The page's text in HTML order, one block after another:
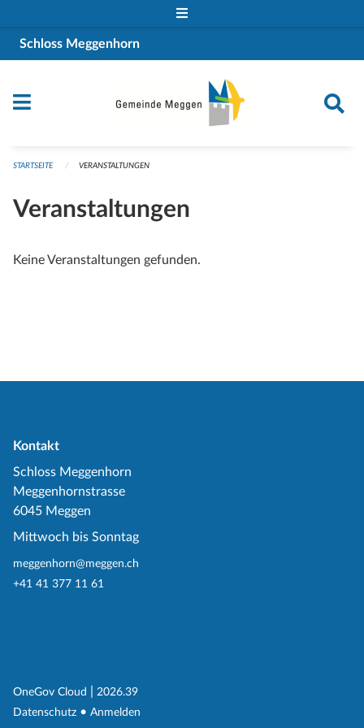
Schloss Meggenhorn
STARTSEITE VERANSTALTUNGEN
Veranstaltungen
Keine Veranstaltungen gefunden.
Kontakt
Schloss Meggenhorn
Meggenhornstrasse
6045 Meggen
Mittwoch bis Sonntag
meggenhorn@meggen.ch
+41 41 377 11 61
OneGov Cloud (External Link)
2026.39
Datenschutz (External Link)
Anmelden